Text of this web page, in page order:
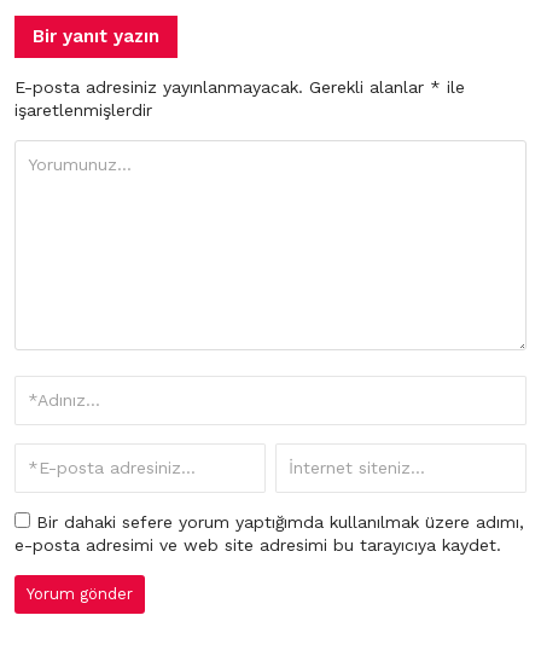
Bir yanıt yazın
E-posta adresiniz yayınlanmayacak. Gerekli alanlar * ile
işaretlenmişlerdir
Bir dahaki sefere yorum yaptığımda kullanılmak üzere adımı,
e-posta adresimi ve web site adresimi bu tarayıcıya kaydet.